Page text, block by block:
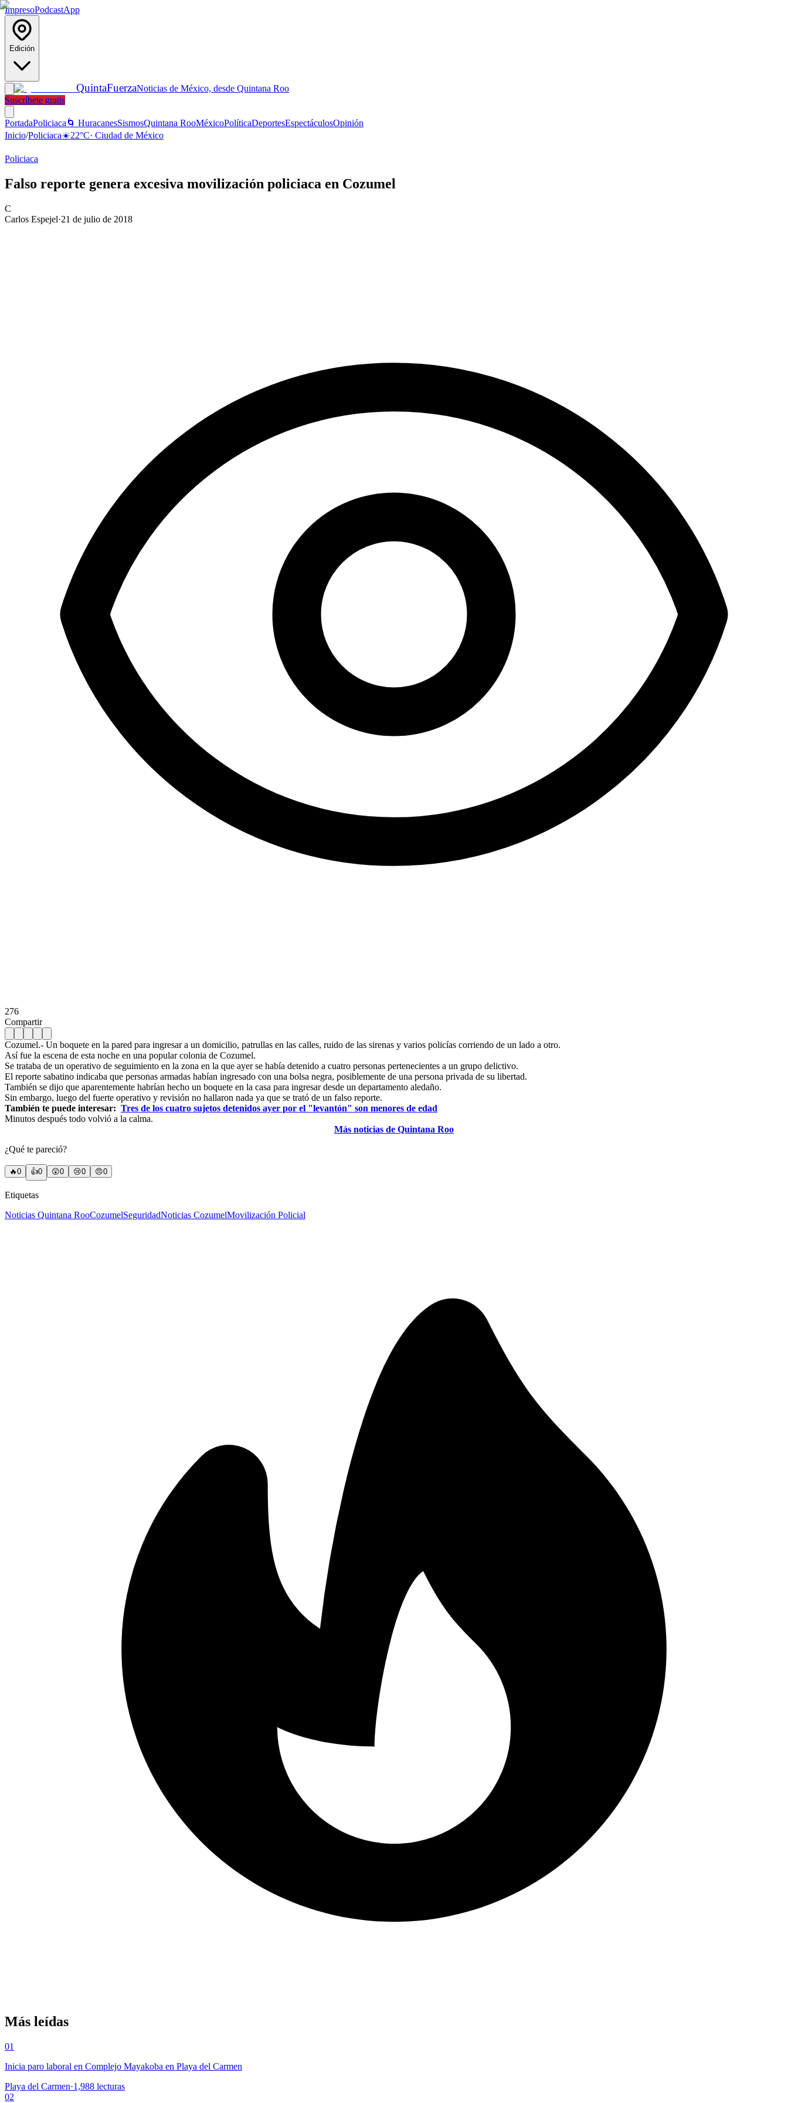
ImpresoPodcastApp
Edición
QuintaFuerzaNoticias de México, desde Quintana Roo
Suscríbete gratis
PortadaPoliciaca 🌀 HuracanesSismosQuintana RooMéxicoPolíticaDeportesEspectáculosOpinión
Inicio/Policiaca☀️22°C· Ciudad de México
Policiaca
Falso reporte genera excesiva movilización policiaca en Cozumel
C
Carlos Espejel·21 de julio de 2018
276
Compartir
Cozumel.- Un boquete en la pared para ingresar a un domicilio, patrullas en las calles, ruido de las sirenas y varios policías corriendo de un lado a otro.
Así fue la escena de esta noche en una popular colonia de Cozumel.
Se trataba de un operativo de seguimiento en la zona en la que ayer se había detenido a cuatro personas pertenecientes a un grupo delictivo.
El reporte sabatino indicaba que personas armadas habían ingresado con una bolsa negra, posiblemente de una persona privada de su libertad.
También se dijo que aparentemente habrían hecho un boquete en la casa para ingresar desde un departamento aledaño.
Sin embargo, luego del fuerte operativo y revisión no hallaron nada ya que se trató de un falso reporte.
También te puede interesar: Tres de los cuatro sujetos detenidos ayer por el "levantón" son menores de edad
Minutos después todo volvió a la calma.
Más noticias de Quintana Roo
¿Qué te pareció?
🔥0 👍0 😲0 😢0 😠0
Etiquetas
Noticias Quintana RooCozumelSeguridadNoticias CozumelMovilización Policial
Más leídas
01
Inicia paro laboral en Complejo Mayakoba en Playa del Carmen
Playa del Carmen·1,988 lecturas
02